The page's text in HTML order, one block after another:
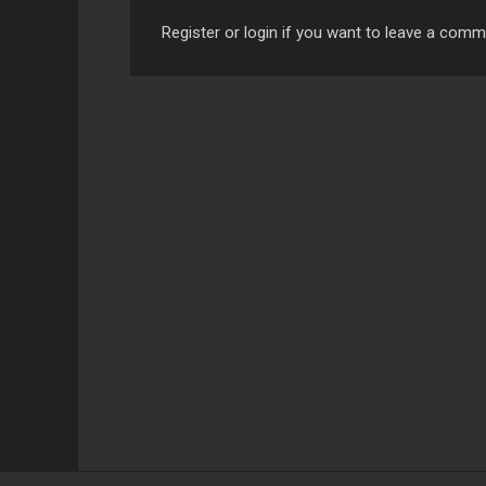
Register or login if you want to leave a